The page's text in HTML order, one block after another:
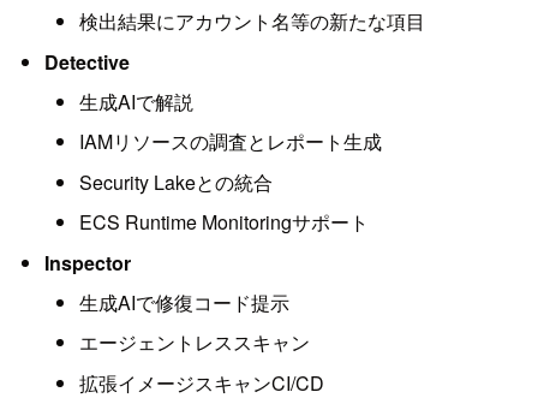
検出結果にアカウント名等の新たな項目
Detective
生成AIで解説
IAMリソースの調査とレポート生成
Security Lakeとの統合
ECS Runtime Monitoringサポート
Inspector
生成AIで修復コード提示
エージェントレススキャン
拡張イメージスキャンCI/CD